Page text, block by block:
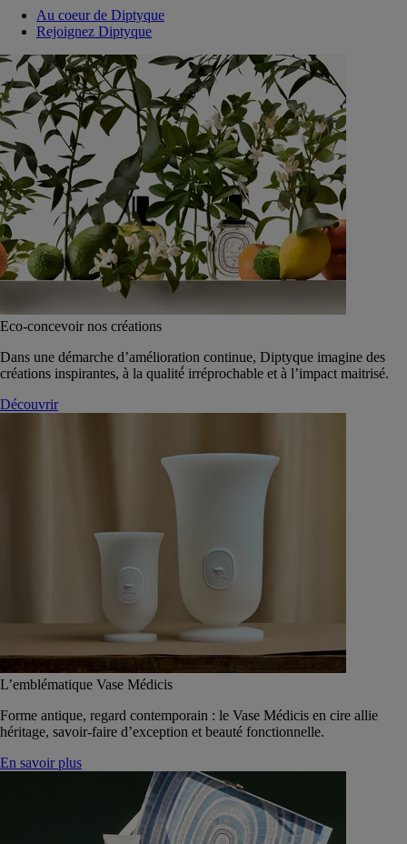
Au coeur de Diptyque
Rejoignez Diptyque
Eco-concevoir nos créations
Dans une démarche d’amélioration continue, Diptyque imagine des
créations inspirantes, à la qualité́ irréprochable et à l’impact maitrisé.
Découvrir
L’emblématique Vase Médicis
Forme antique, regard contemporain : le Vase Médicis en cire allie
héritage, savoir-faire d’exception et beauté fonctionnelle.
En savoir plus